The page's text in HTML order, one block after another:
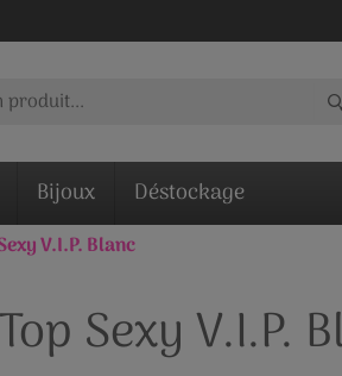
Bijoux Déstockage
V.I.P. Blanc
Top Sexy V.I.P.